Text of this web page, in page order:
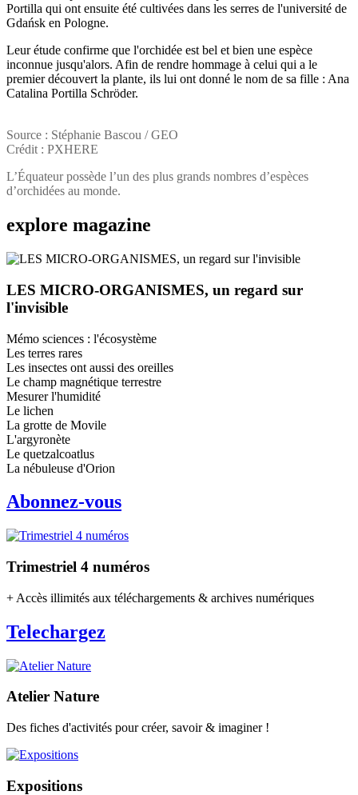
Portilla qui ont ensuite été cultivées dans les serres de l'université de
Gdańsk en Pologne.
Leur étude confirme que l'orchidée est bel et bien une espèce
inconnue jusqu'alors. Afin de rendre hommage à celui qui a le
premier découvert la plante, ils lui ont donné le nom de sa fille : Ana
Catalina Portilla Schröder.
Source : Stéphanie Bascou / GEO
Crédit : PXHERE
L’Équateur possède l’un des plus grands nombres d’espèces
d’orchidées au monde.
explore magazine
LES MICRO-ORGANISMES, un regard sur
l'invisible
Mémo sciences : l'écosystème
Les terres rares
Les insectes ont aussi des oreilles
Le champ magnétique terrestre
Mesurer l'humidité
Le lichen
La grotte de Movile
L'argyronète
Le quetzalcoatlus
La nébuleuse d'Orion
Abonnez-vous
Trimestriel 4 numéros
+ Accès illimités aux téléchargements & archives numériques
Telechargez
Atelier Nature
Des fiches d'activités pour créer, savoir & imaginer !
Expositions